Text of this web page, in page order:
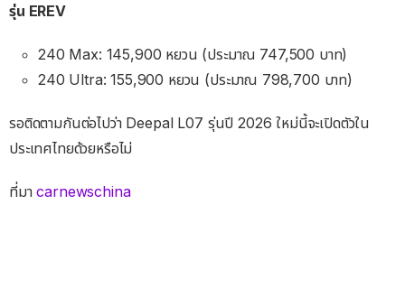
รุ่น EREV
240 Max: 145,900 หยวน (ประมาณ 747,500 บาท)
240 Ultra: 155,900 หยวน (ประมาณ 798,700 บาท)
รอติดตามกันต่อไปว่า Deepal L07 รุ่นปี 2026 ใหม่นี้จะเปิดตัวใน
ประเทศไทยด้วยหรือไม่
ที่มาcarnewschina